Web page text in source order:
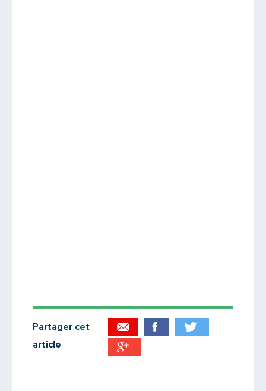
Partager cet
article